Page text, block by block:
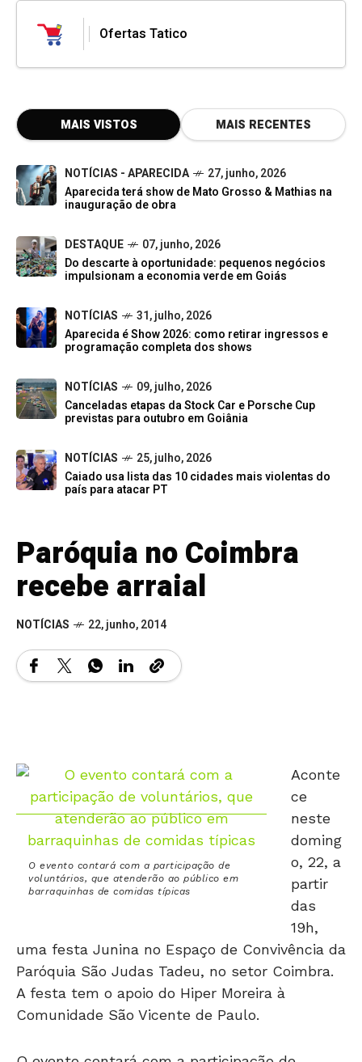
Ofertas Tatico
MAIS VISTOS MAIS RECENTES
NOTÍCIAS - APARECIDA
27, junho, 2026
Aparecida terá show de Mato Grosso & Mathias na
inauguração de obra
DESTAQUE
07, junho, 2026
Do descarte à oportunidade: pequenos negócios
impulsionam a economia verde em Goiás
NOTÍCIAS
31, julho, 2026
Aparecida é Show 2026: como retirar ingressos e
programação completa dos shows
NOTÍCIAS
09, julho, 2026
Canceladas etapas da Stock Car e Porsche Cup
previstas para outubro em Goiânia
NOTÍCIAS
25, julho, 2026
Caiado usa lista das 10 cidades mais violentas do
país para atacar PT
Paróquia no Coimbra
recebe arraial
NOTÍCIAS 22, junho, 2014
O evento contará com a participação de
barraquinhas de comidas típicas
ce
neste
doming
o, 22, a
partir
das
19h,
uma festa Junina no Espaço de Convivência da
Paróquia São Judas Tadeu, no setor Coimbra.
A festa tem o apoio do Hiper Moreira à
Comunidade São Vicente de Paulo.
voluntários, que atenderão ao público em